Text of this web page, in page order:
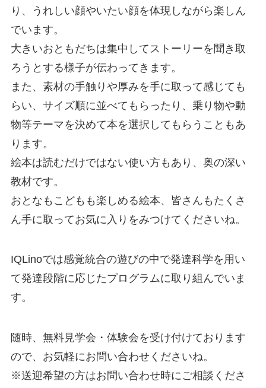
り、うれしい顔やいたい顔を体現しながら楽しん
でいます。
大きいおともだちは集中してストーリーを聞き取
ろうとする様子が伝わってきます。
また、素材の手触りや厚みを手に取って感じても
らい、サイズ順に並べてもらったり、乗り物や動
物等テーマを決めて本を選択してもらうこともあ
ります。
絵本は読むだけではない使い方もあり、奥の深い
教材です。
おとなもこどもも楽しめる絵本、皆さんもたくさ
ん手に取ってお気に入りをみつけてくださいね。
IQLinoでは感覚統合の遊びの中で発達科学を用い
て発達段階に応じたプログラムに取り組んでいま
す。
随時、無料見学会・体験会を受け付けております
ので、お気軽にお問い合わせくださいね。
※送迎希望の方はお問い合わせ時にご相談くださ